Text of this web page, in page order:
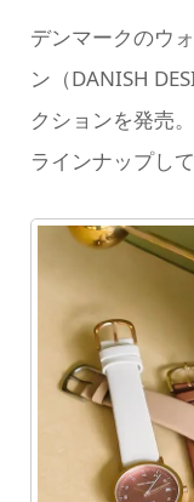
デンマークのウ
ン（DANISH
クションを発売
ラインナップして